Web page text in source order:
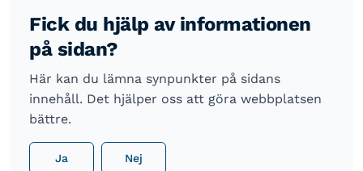
Fick du hjälp av informationen
på sidan?
Här kan du lämna synpunkter på sidans
innehåll. Det hjälper oss att göra webbplatsen
bättre.
Ja Nej